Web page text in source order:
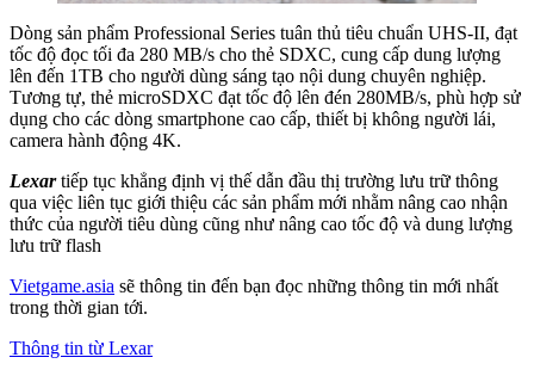
Dòng sản phẩm Professional Series tuân thủ tiêu chuẩn UHS-II, đạt
tốc độ đọc tối đa 280 MB/s cho thẻ SDXC, cung cấp dung lượng
lên đến 1TB cho người dùng sáng tạo nội dung chuyên nghiệp.
Tương tự, thẻ microSDXC đạt tốc độ lên đén 280MB/s, phù hợp sử
dụng cho các dòng smartphone cao cấp, thiết bị không người lái,
camera hành động 4K.
Lexartiếp tục khẳng định vị thế dẫn đầu thị trường lưu trữ thông
qua việc liên tục giới thiệu các sản phẩm mới nhằm nâng cao nhận
thức của người tiêu dùng cũng như nâng cao tốc độ và dung lượng
lưu trữ flash
Vietgame.asia sẽ thông tin đến bạn đọc những thông tin mới nhất
trong thời gian tới.
Thông tin từ Lexar